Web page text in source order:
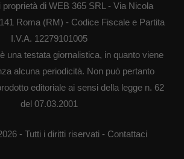
proprietà di WEB 365 SRL - Via Nicola
Roma (RM) - Codice Fiscale e Partita
I.V.A. 12279101005
una testata giornalistica, in quanto viene
alcuna periodicità. Non può pertanto
editoriale ai sensi della legge n. 62
del 07.03.2001
- Tutti i diritti riservati - Contattaci